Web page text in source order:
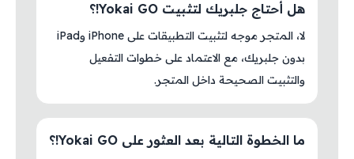
هل أحتاج جلبريك لتثبيت Yokai GO!؟
لا، المتجر موجه لتثبيت التطبيقات على iPhone وiPad
بدون جلبريك، مع الاعتماد على خطوات التفعيل
والتثبيت الصحيحة داخل المتجر.
ما الخطوة التالية بعد العثور على Yokai GO!؟